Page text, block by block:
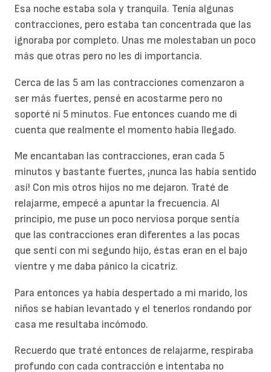
Esa noche estaba sola y tranquila. Tenía algunas
contracciones, pero estaba tan concentrada que las
ignoraba por completo. Unas me molestaban un poco
más que otras pero no les di importancia.
Cerca de las 5 am las contracciones comenzaron a
ser más fuertes, pensé en acostarme pero no
soporté ni 5 minutos. Fue entonces cuando me di
cuenta que realmente el momento había llegado.
Me encantaban las contracciones, eran cada 5
minutos y bastante fuertes, ¡nunca las había sentido
así! Con mis otros hijos no me dejaron. Traté de
relajarme, empecé a apuntar la frecuencia. Al
principio, me puse un poco nerviosa porque sentía
que las contracciones eran diferentes a las pocas
que sentí con mi segundo hijo, éstas eran en el bajo
vientre y me daba pánico la cicatriz.
Para entonces ya había despertado a mi marido, los
niños se habían levantado y el tenerlos rondando por
casa me resultaba incómodo.
Recuerdo que traté entonces de relajarme, respiraba
profundo con cada contracción e intentaba no